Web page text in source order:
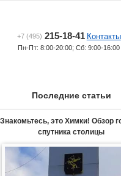
+7 (495) 215-18-41 Контакты
Пн-Пт: 8:00-20:00; Сб: 9:00-16:00
Последние статьи
Знакомьтесь, это Химки! Обзор
спутника столицы